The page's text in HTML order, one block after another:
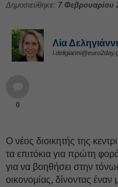
Δημοσιεύθηκε: 7 Φεβρουαρίου
Λία
0
Ο νέος διοικητής της
τα επιτόκια για πρώτη
για να βοηθήσει στην
οικονομίας, δίνοντας